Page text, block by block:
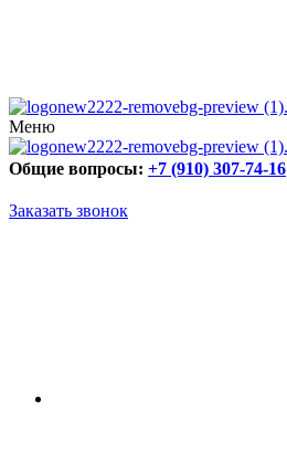
Меню
Общие вопросы: +7 (910) 307-74-16
Заказать звонок